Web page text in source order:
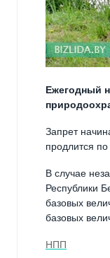
Ежегодный
Запрет
продлится
В случае
Республики
базовых
базовых
НПП